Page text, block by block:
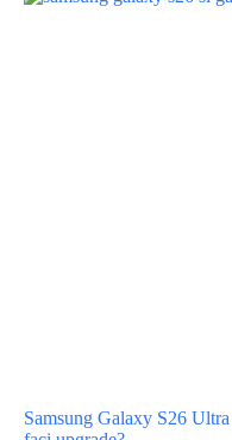
Samsung Galaxy S26